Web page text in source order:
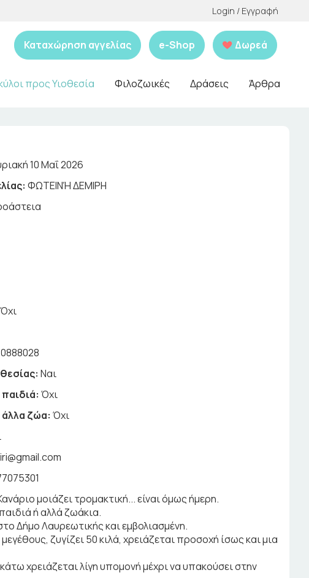
Login / Εγγραφή
Καταχώρηση αγγελίας e-Shop Δωρεά
προς Υιοθεσία Φιλοζωικές Δράσεις Άρθρα
10 Μαΐ 2026
ΦΩΤΕΙΝΉ ΔΕΜΙΡΗ
Όχι
Ναι
Όχι
άλλα ζώα: Όχι
μοιάζει τρομακτική... είναι όμως ήμερη.
ή αλλά ζωάκια.
Δήμο Λαυρεωτικής και εμβολιασμένη.
ζυγίζει 50 κιλά, χρειάζεται προσοχή ίσως και μια
χρειάζεται λίγη υπομονή μέχρι να υπακούσει στην